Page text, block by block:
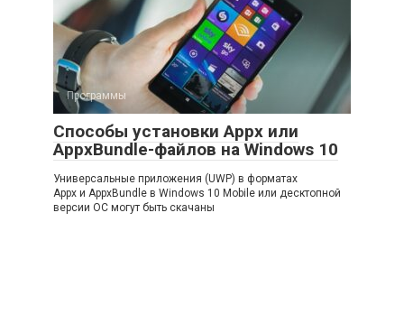
Программы
Способы установки Appx или
AppxBundle-файлов на Windows 10
Универсальные приложения (UWP) в форматах
Appx и AppxBundle в Windows 10 Mobile или десктопной
версии ОС могут быть скачаны